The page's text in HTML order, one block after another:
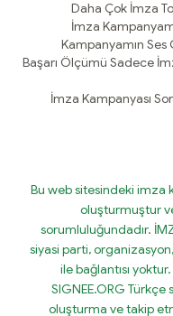
Daha Çok İmza
İmza
Kampanyamın Ses
Başarı Ölçümü Sadece
İmza Kampanyası
Bu web sitesindeki imza
oluşturmuştur
sorumluluğundadır.
siyasi parti,
ile bağlantısı
SIGNEE.ORG
oluşturma ve takip